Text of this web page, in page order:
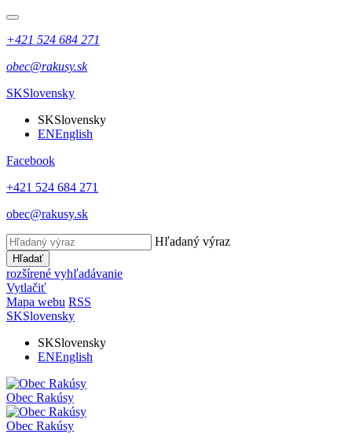
+421 524 684 271
obec@rakusy.sk
SKSlovensky
SKSlovensky
ENEnglish
Facebook
+421 524 684 271
obec@rakusy.sk
Hľadaný výraz
Hľadať
rozšírené vyhľadávanie
Vytlačiť
Mapa webu RSS
SKSlovensky
SKSlovensky
ENEnglish
Obec Rakúsy
Obec Rakúsy